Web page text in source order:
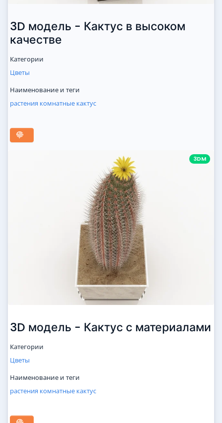
3D модель - Кактус в высоком
качестве
Категории
Цветы
Наименование и теги
растения комнатные кактус
3DM
3D модель - Кактус с материалами
Категории
Цветы
Наименование и теги
растения комнатные кактус